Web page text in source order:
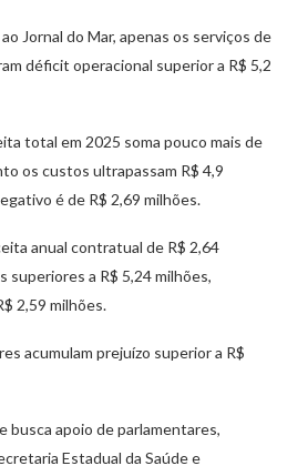
Jornal do Mar, apenas os serviços de
déficit operacional superior a R$ 5,2
total em 2025 soma pouco mais de
os custos ultrapassam R$ 4,9
é de R$ 2,69 milhões.
anual contratual de R$ 2,64
superiores a R$ 5,24 milhões,
2,59 milhões.
acumulam prejuízo superior a R$
busca apoio de parlamentares,
Estadual da Saúde e